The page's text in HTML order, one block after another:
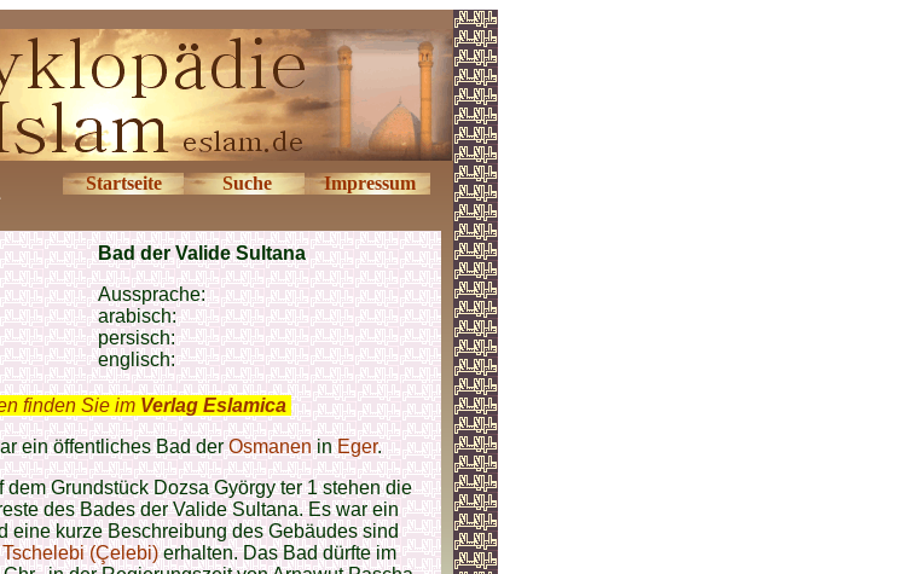
Startseite Suche Impressum
Bad der Valide Sultana
Aussprache:
arabisch:
persisch:
englisch:
finden Sie im Verlag Eslamica
ein öffentliches Bad derOsmaneninEger.
dem Grundstück Dozsa György ter 1 stehen die
des Bades der Valide Sultana. Es war ein
eine kurze Beschreibung des Gebäudes sind
(Çelebi)erhalten. Das Bad dürfte im